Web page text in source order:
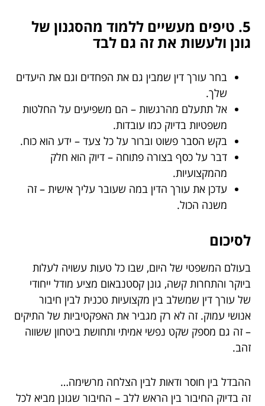
5. טיפים מעשיים ללמוד מהסגנון של
גונן ולעשות את זה גם לבד
בחר עורך דין שמבין גם את הפחדים וגם את היעדים
שלך.
אל תתעלם מהרגשות – הם משפיעים על החלטות
משפטיות בדיוק כמו עובדות.
בקש הסבר פשוט וברור על כל צעד – ידע הוא כוח.
דבר על כסף בצורה פתוחה – דיוק הוא חלק
מהמקצועיות.
עדכן את עורך הדין במה שעובר עליך אישית – זה
משנה הכול.
לסיכום
בעולם המשפטי של היום, שבו כל טעות עשויה לעלות
ביוקר והתחרות קשה, גונן קסטנבאום מציע מודל ייחודי
של עורך דין שמשלב בין מקצועיות טכנית לבין חיבור
אנושי עמוק. זה לא רק מגביר את האפקטיביות של התיקים
– זה גם מספק שקט נפשי אמיתי ותחושת ביטחון ששווה
זהב.
ההבדל בין חוסר ודאות לבין הצלחה מרשימה…
זה בדיוק החיבור בין הראש ללב – החיבור שגונן מביא לכל